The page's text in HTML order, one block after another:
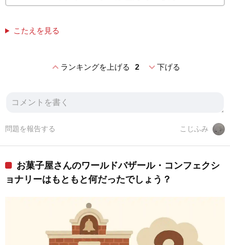
こたえを見る
expand_lessランキングを上げる 2 expand_more下げる
こじふみ
問題を報告する
お菓子屋さんのワールドバザール・コンフェクシ
ョナリーはもともと何だったでしょう？